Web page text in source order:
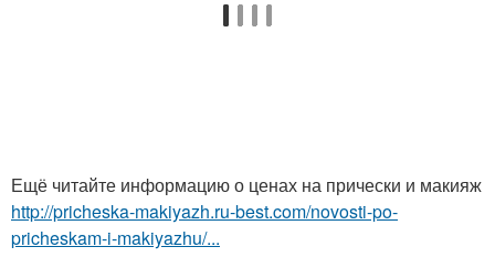
Ещё читайте информацию о ценах на прически и макияж
http://pricheska-makiyazh.ru-best.com/novosti-po-
pricheskam-i-makiyazhu/...